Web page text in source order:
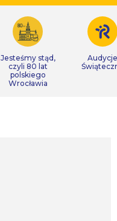
Jesteśmy stąd,
czyli 80 lat
polskiego
Wrocławia
Audycje